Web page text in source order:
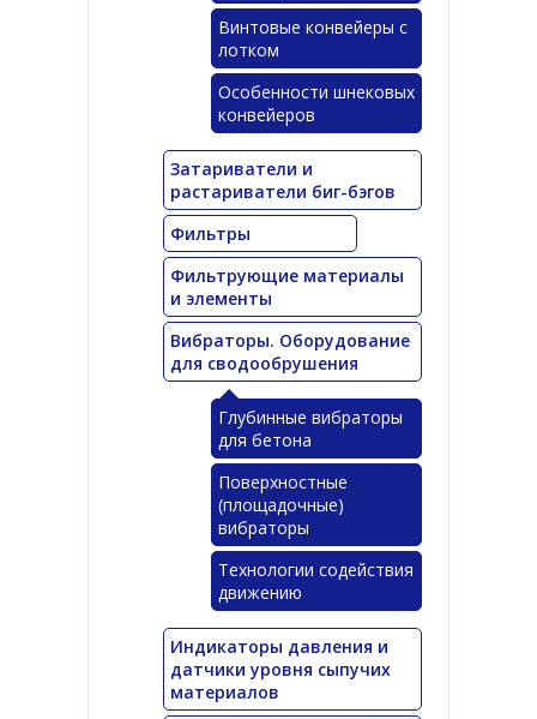
Винтовые конвейеры с
лотком
Особенности шнековых
конвейеров
Затариватели и
растариватели биг-бэгов
Фильтры
Фильтрующие материалы
и элементы
Вибраторы. Оборудование
для сводообрушения
Глубинные вибраторы
для бетона
Поверхностные
(площадочные)
вибраторы
Технологии содействия
движению
Индикаторы давления и
датчики уровня сыпучих
материалов